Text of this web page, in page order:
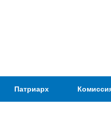
Патриаршая
Комиссия
Патриарх